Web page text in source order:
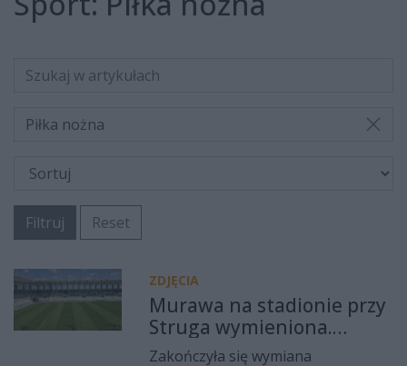
Piłka nożna
Filtruj Reset
ZDJĘCIA
Murawa na stadionie przy
Struga wymieniona.
Tydzień do startu sezonu
Zakończyła się wymiana